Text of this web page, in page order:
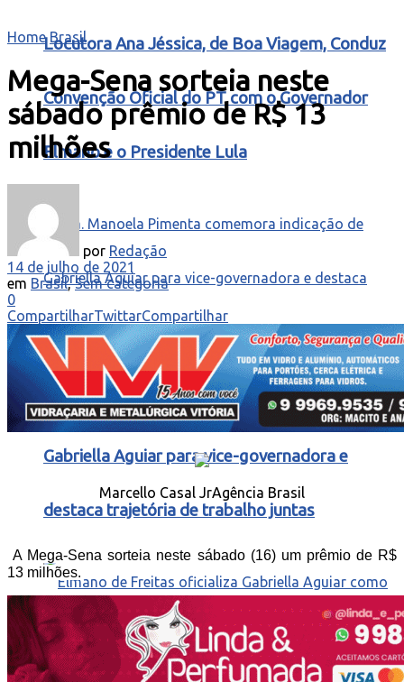
Locutora Ana Jéssica, de Boa Viagem, Conduz
Convenção Oficial do PT com o Governador
Elmano e o Presidente Lula
Dra. Manoela Pimenta comemora indicação de
Gabriella Aguiar para vice-governadora e
destaca trajetória de trabalho juntas
Home Brasil
Mega-Sena sorteia neste
sábado prêmio de R$ 13
milhões
por Redação
14 de julho de 2021
em Brasil,Sem categoria
0
CompartilharTwittarCompartilhar
Marcello Casal JrAgência Brasil
A Mega-Sena sorteia neste sábado (16) um prêmio de R$
13 milhões.